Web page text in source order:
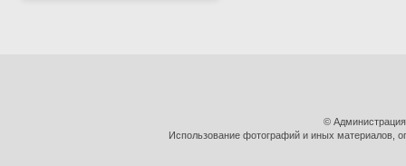
©
Использование фотографий и иных материалов,